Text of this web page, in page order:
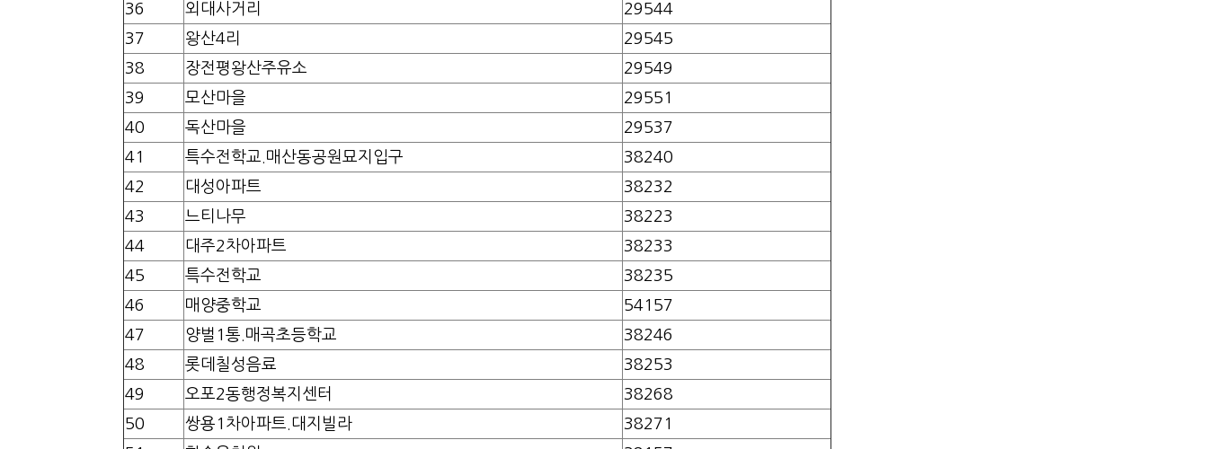
36
외대사거리
29544
37
왕산4리
29545
38
장전평왕산주유소
29549
39
모산마을
29551
40
독산마을
29537
41
특수전학교.매산동공원묘지입구
38240
42
대성아파트
38232
43
느티나무
38223
44
대주2차아파트
38233
45
특수전학교
38235
46
매양중학교
54157
47
양벌1통.매곡초등학교
38246
48
롯데칠성음료
38253
49
오포2동행정복지센터
38268
50
쌍용1차아파트.대지빌라
38271